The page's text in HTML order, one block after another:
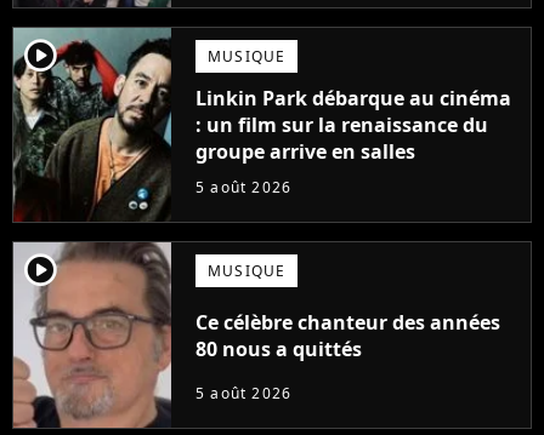
player2 MUSIQUE
Linkin Park débarque au cinéma
: un film sur la renaissance du
groupe arrive en salles
5 août 2026
player2 MUSIQUE
Ce célèbre chanteur des années
80 nous a quittés
5 août 2026